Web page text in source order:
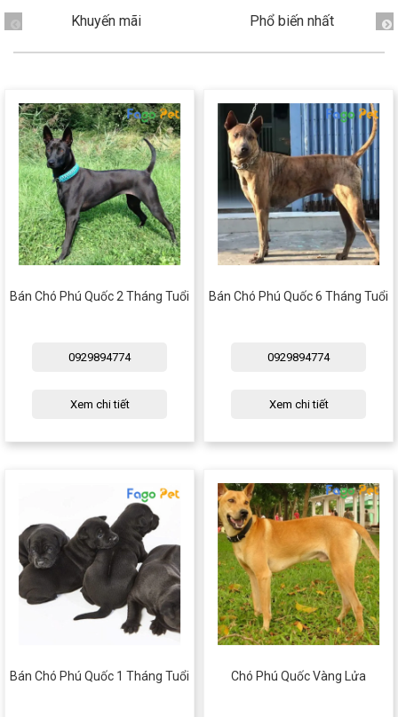
spa cho thú cưng
CHÍNH SÁCH
Chính sách mua hàng Chính sách vận chuyển
Chính sách bảo hành Chính sách bảo mật
Chính sách đổi trả
Khuyến mãi Phổ biến nhất
Bán Chó Phú Quốc 2 Tháng Tuổi
0929894774
Xem chi tiết
Bán Chó Phú Quốc 6 Tháng Tuổi
0929894774
Xem chi tiết
Bán Chó Phú Quốc 1 Tháng Tuổi Chó Phú Quốc Vàng Lửa